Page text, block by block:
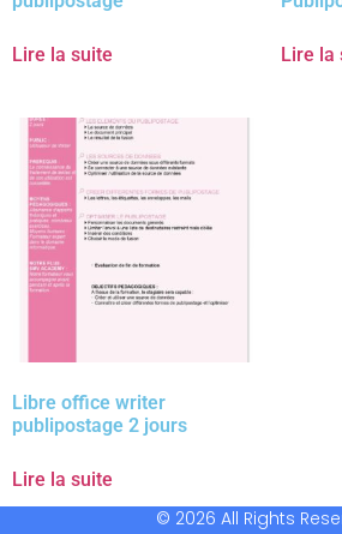
Lire la suite Lire la
Libre office writer
publipostage 2 jours
Lire la suite
© 2026 All Rights